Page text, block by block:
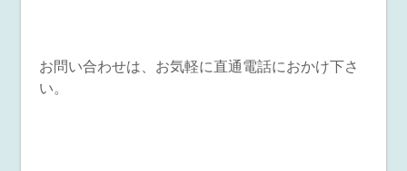
お問い合わせは、お気軽に直通電話におかけ下さ
い。